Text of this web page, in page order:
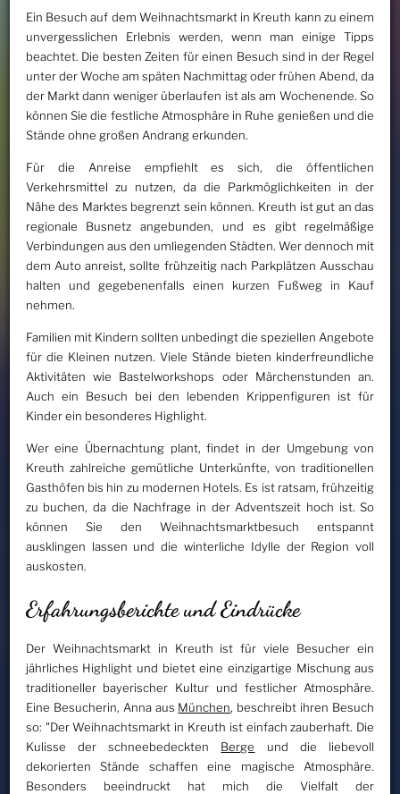
Ein Besuch auf dem Weihnachtsmarkt in Kreuth kann zu einem
unvergesslichen Erlebnis werden, wenn man einige Tipps
beachtet. Die besten Zeiten für einen Besuch sind in der Regel
unter der Woche am späten Nachmittag oder frühen Abend, da
der Markt dann weniger überlaufen ist als am Wochenende. So
können Sie die festliche Atmosphäre in Ruhe genießen und die
Stände ohne großen Andrang erkunden.
Für die Anreise empfiehlt es sich, die öffentlichen
Verkehrsmittel zu nutzen, da die Parkmöglichkeiten in der
Nähe des Marktes begrenzt sein können. Kreuth ist gut an das
regionale Busnetz angebunden, und es gibt regelmäßige
Verbindungen aus den umliegenden Städten. Wer dennoch mit
dem Auto anreist, sollte frühzeitig nach Parkplätzen Ausschau
halten und gegebenenfalls einen kurzen Fußweg in Kauf
nehmen.
Familien mit Kindern sollten unbedingt die speziellen Angebote
für die Kleinen nutzen. Viele Stände bieten kinderfreundliche
Aktivitäten wie Bastelworkshops oder Märchenstunden an.
Auch ein Besuch bei den lebenden Krippenfiguren ist für
Kinder ein besonderes Highlight.
Wer eine Übernachtung plant, findet in der Umgebung von
Kreuth zahlreiche gemütliche Unterkünfte, von traditionellen
Gasthöfen bis hin zu modernen Hotels. Es ist ratsam, frühzeitig
zu buchen, da die Nachfrage in der Adventszeit hoch ist. So
können Sie den Weihnachtsmarktbesuch entspannt
ausklingen lassen und die winterliche Idylle der Region voll
auskosten.
Erfahrungsberichte und Eindrücke
Der Weihnachtsmarkt in Kreuth ist für viele Besucher ein
jährliches Highlight und bietet eine einzigartige Mischung aus
traditioneller bayerischer Kultur und festlicher Atmosphäre.
Eine Besucherin, Anna aus München, beschreibt ihren Besuch
so: "Der Weihnachtsmarkt in Kreuth ist einfach zauberhaft. Die
Kulisse der schneebedeckten Berge und die liebevoll
dekorierten Stände schaffen eine magische Atmosphäre.
Besonders beeindruckt hat mich die Vielfalt der